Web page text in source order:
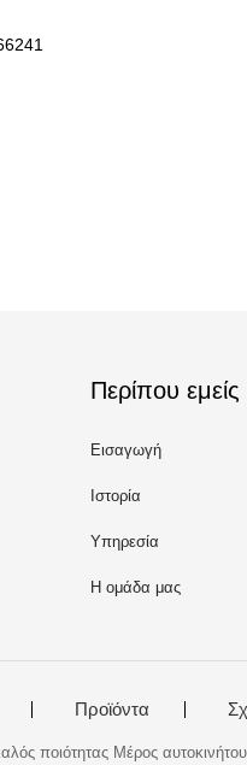
Περίπου εμείς
Εισαγωγή
Ιστορία
Υπηρεσία
Η ομάδα μας
Προϊόντα
ποιότητας Μέρος